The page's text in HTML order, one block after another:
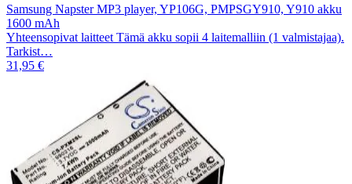
Samsung Napster MP3 player, YP106G, PMPSGY910, Y910 akku
1600 mAh
Yhteensopivat laitteet Tämä akku sopii 4 laitemalliin (1 valmistajaa).
Tarkist…
31,95 €